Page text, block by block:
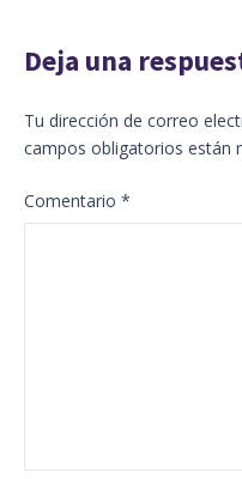
Deja una
Tu dirección de correo
campos obligatorios están
Comentario *